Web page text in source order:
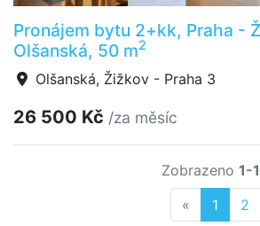
Pronájem bytu 2+kk, Praha -
Olšanská, 50 m2
Olšanská, Žižkov - Praha 3
26 500 Kč /za měsíc
Zobrazeno 1-
« Previous
1 2